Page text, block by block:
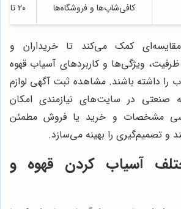
کافی‌شاپ‌ها و فروشگاه‌ها ۲۰ تا ۷۰ کیلوگرم در ساعت
کمک می‌کند تا خریداران و
ویژگی‌ها و کاربردهای آسیاب قهوه
را داشته باشند. مشاهده ثبت آگهی لوازم
صنعتی در سایت‌های نیازمندی امکان
مشخصات و خرید یا فروش مطمئن
و تصمیم‌گیری را بهینه می‌سازد.
آسیاب کردن قهوه و